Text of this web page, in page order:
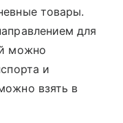
товары.
для
можно
и
взять в